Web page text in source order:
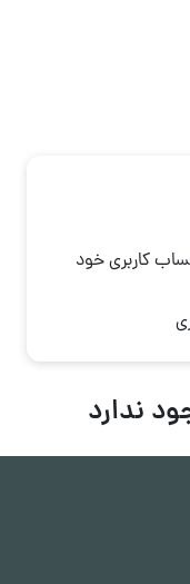
کاربری خود
ندارد